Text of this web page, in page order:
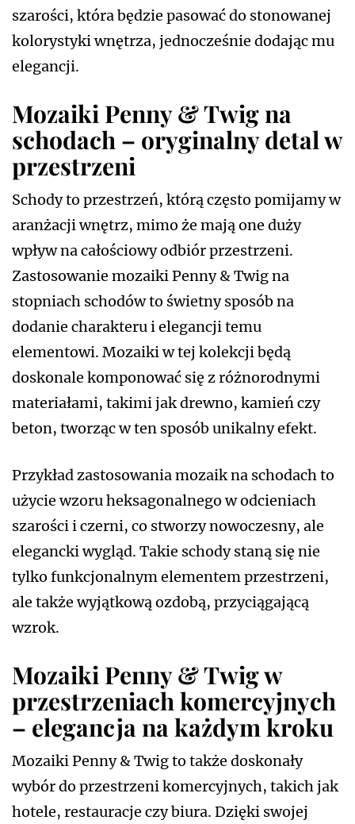
szarości, która będzie pasować do stonowanej
kolorystyki wnętrza, jednocześnie dodając mu
elegancji.
Mozaiki Penny & Twig na
schodach – oryginalny detal w
przestrzeni
Schody to przestrzeń, którą często pomijamy w
aranżacji wnętrz, mimo że mają one duży
wpływ na całościowy odbiór przestrzeni.
Zastosowanie mozaiki Penny & Twig na
stopniach schodów to świetny sposób na
dodanie charakteru i elegancji temu
elementowi. Mozaiki w tej kolekcji będą
doskonale komponować się z różnorodnymi
materiałami, takimi jak drewno, kamień czy
beton, tworząc w ten sposób unikalny efekt.
Przykład zastosowania mozaik na schodach to
użycie wzoru heksagonalnego w odcieniach
szarości i czerni, co stworzy nowoczesny, ale
elegancki wygląd. Takie schody staną się nie
tylko funkcjonalnym elementem przestrzeni,
ale także wyjątkową ozdobą, przyciągającą
wzrok.
Mozaiki Penny & Twig w
przestrzeniach komercyjnych
– elegancja na każdym kroku
Mozaiki Penny & Twig to także doskonały
wybór do przestrzeni komercyjnych, takich jak
hotele, restauracje czy biura. Dzięki swojej